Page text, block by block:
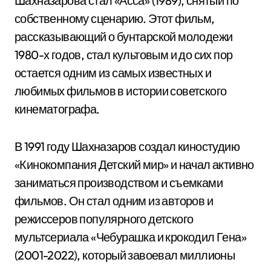
собственному сценарию. Этот фильм,
рассказывающий о бунтарской молодежи
1980-х годов, стал культовым и до сих пор
остается одним из самых известных и
любимых фильмов в истории советского
кинематографа.
В 1991 году Шахназаров создал киностудию
«Кинокомпания Детский мир» и начал активно
заниматься производством и съемками
фильмов. Он стал одним из авторов и
режиссеров популярного детского
мультсериала «Чебурашка и крокодил Гена»
(2001-2022), который завоевал миллионы